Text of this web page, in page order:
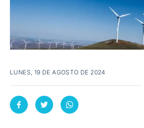
LUNES, 19 DE AGOSTO DE 2024